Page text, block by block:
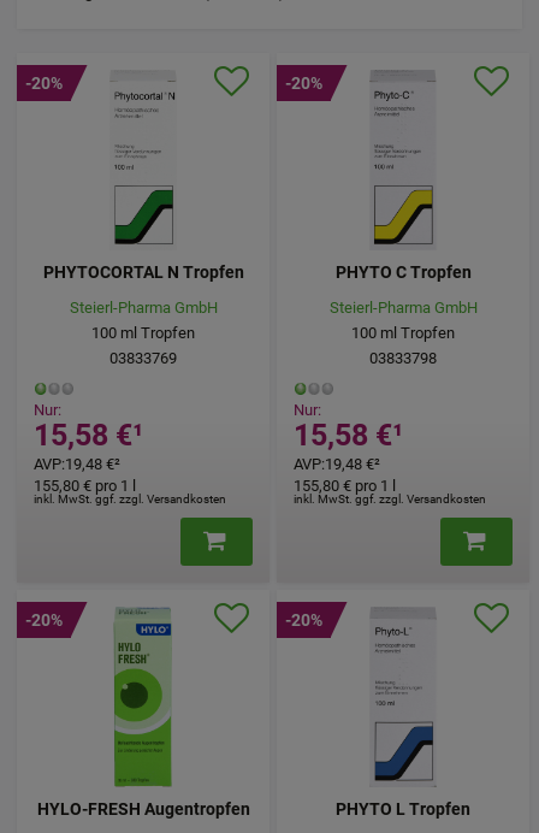
PHYTOCORTAL N Tropfen
Steierl-Pharma GmbH
100 ml Tropfen
03833769
Nur:
15,58 €¹
AVP:19,48 €²
inkl. MwSt. ggf. zzgl. Versandkosten
155,80 € pro 1 l
-20%
PHYTO C Tropfen
Steierl-Pharma GmbH
100 ml Tropfen
03833798
Nur:
15,58 €¹
AVP:19,48 €²
inkl. MwSt. ggf. zzgl. Versandkosten
155,80 € pro 1 l
-20%
HYLO-FRESH Augentropfen
-20%
PHYTO L Tropfen
-20%